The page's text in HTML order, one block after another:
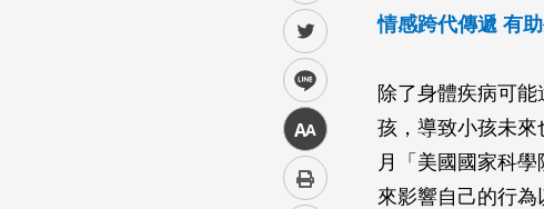
twitter
line
中
情感跨代傳遞 有
除了身體疾病可
孩，導致小孩未
月「美國國家科
來影響自己的行